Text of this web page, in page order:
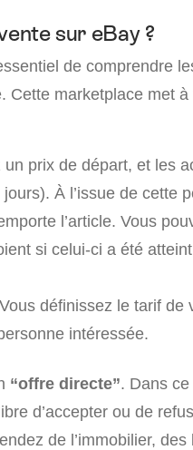
sur eBay ?
de comprendre
Cette marketplace met
un prix de départ, et les
À l’issue de cette
l’article. Vous
si celui-ci a été
définissez le tarif de
intéressée.
“offre directe”. Dans
d’accepter ou de
de l’immobilier, des